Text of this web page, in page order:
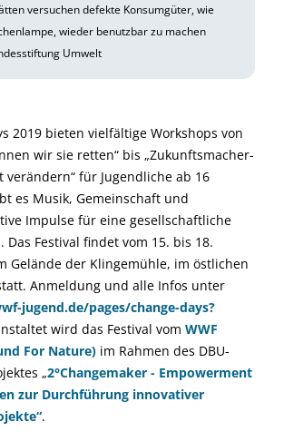
versuchen defekte Konsumgüter, wie
wieder benutzbar zu machen
Umwelt
2019 bieten vielfältige Workshops von
wir sie retten“ bis „Zukunftsmacher-
verändern“ für Jugendliche ab 16
es Musik, Gemeinschaft und
Impulse für eine gesellschaftliche
Das Festival findet vom 15. bis 18.
Gelände der Klingemühle, im östlichen
Anmeldung und alle Infos unter
jugend.de/pages/change-days?
wird das Festival vom WWF
For Nature) im Rahmen des DBU-
„2°Changemaker - Empowerment
zur Durchführung innovativer
.